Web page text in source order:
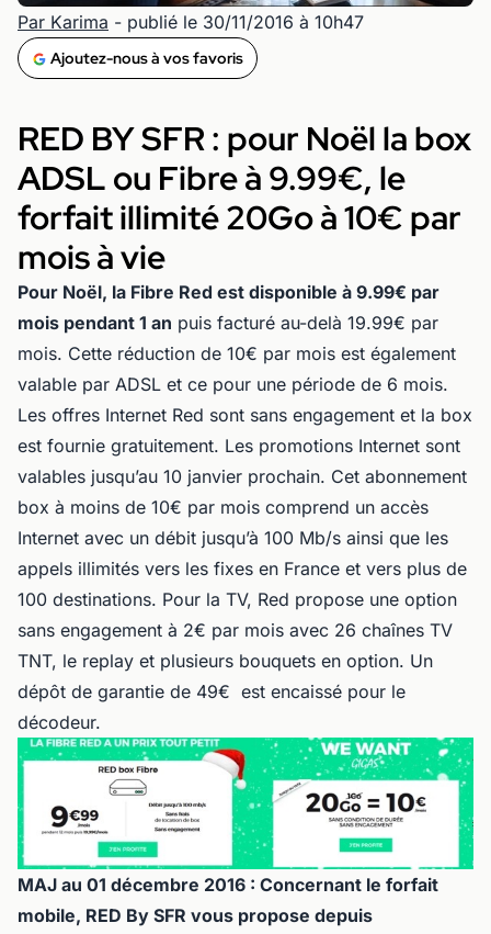
Par Karima - publié le 30/11/2016 à 10h47
Ajoutez-nous à vos favoris
RED BY SFR : pour Noël la box
ADSL ou Fibre à 9.99€, le
forfait illimité 20Go à 10€ par
mois à vie
Pour Noël, la Fibre Red est disponible à 9.99€ par
mois pendant 1 an puis facturé au-delà 19.99€ par
mois. Cette réduction de 10€ par mois est également
valable par ADSL et ce pour une période de 6 mois.
Les offres Internet Red sont sans engagement et la box
est fournie gratuitement. Les promotions Internet sont
valables jusqu’au 10 janvier prochain. Cet abonnement
box à moins de 10€ par mois comprend un accès
Internet avec un débit jusqu’à 100 Mb/s ainsi que les
appels illimités vers les fixes en France et vers plus de
100 destinations. Pour la TV, Red propose une option
sans engagement à 2€ par mois avec 26 chaînes TV
TNT, le replay et plusieurs bouquets en option. Un
dépôt de garantie de 49€ est encaissé pour le
décodeur.
MAJ au 01 décembre 2016 : Concernant le forfait
mobile, RED By SFR vous propose depuis